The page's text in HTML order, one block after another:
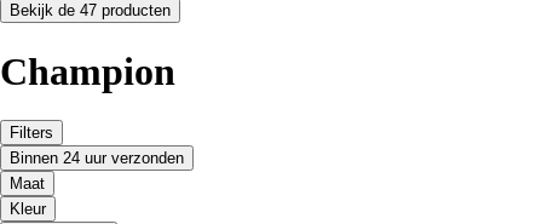
Bekijk de 47 producten
Champion
Filters
Binnen 24 uur verzonden
Maat
Kleur